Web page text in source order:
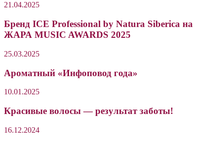
21.04.2025
Бренд ICE Professional by Natura Siberica на
ЖАРА MUSIC AWARDS 2025
25.03.2025
Ароматный «Инфоповод года»
10.01.2025
Красивые волосы — результат заботы!
16.12.2024